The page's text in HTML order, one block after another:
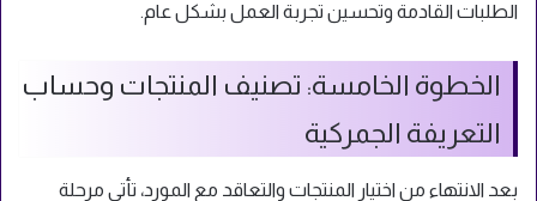
الطلبات القادمة وتحسين تجربة العمل بشكل عام.
الخطوة الخامسة: تصنيف المنتجات وحساب
التعريفة الجمركية
بعد الانتهاء من اختيار المنتجات والتعاقد مع المورد، تأتي مرحلة